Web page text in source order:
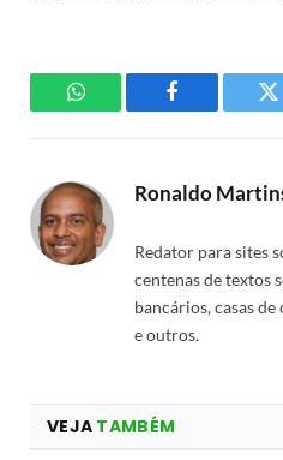
WhatsAppFacebook
Ronaldo
Redator para sites
centenas de textos
bancários, casas
e outros.
VEJA TAMBÉM